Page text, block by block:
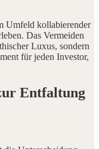
Umfeld kollabierender
Das Vermeiden
Luxus, sondern
für jeden Investor,
Entfaltung